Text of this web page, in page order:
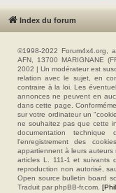
Index du forum
©1998-2022 Forum4x4.org,
AFN, 13700 MARIGNANE
2002 | Un modérateur est
relation avec le sujet, en
contraire à la loi. Les
annonces ne peuvent en
dans cette page.
sur votre ordinateur un
ne souhaitez pas que cette
documentation
l'enregistrement des
appartiennent à leurs
articles L. 111-1 et suivants
reproduction non autorisé,
Open source bulletin board
Traduit par phpBB-fr.com.